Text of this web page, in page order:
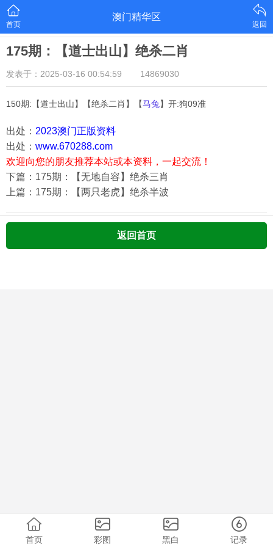
首页
澳门精华区
返回
175期：【道士出山】绝杀二肖
发表于：2025-03-16 00:54:59 14869030
150期:【道士出山】【绝杀二肖】【马兔 】开:狗09准
出处： 2023澳门正版资料
出处： www.670288.com
欢迎向您的朋友推荐本站或本资料，一起交流！
下篇：175期：【无地自容】绝杀三肖
上篇：175期：【两只老虎】绝杀半波
返回首页
首页 彩图 黑白 记录